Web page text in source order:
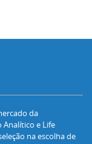
da
e Life
na escolha de